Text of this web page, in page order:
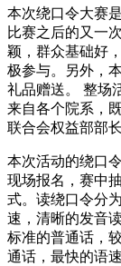
本次绕口令大赛
比赛之后的又一
颖，群众基础好
极参与。另外，
礼品赠送。 整场
来自各个院系，
联合会权益部部
本次活动的绕口
现场报名，赛中
式。读绕口令分
速，清晰的发音
标准的普通话，
通话，最快的语